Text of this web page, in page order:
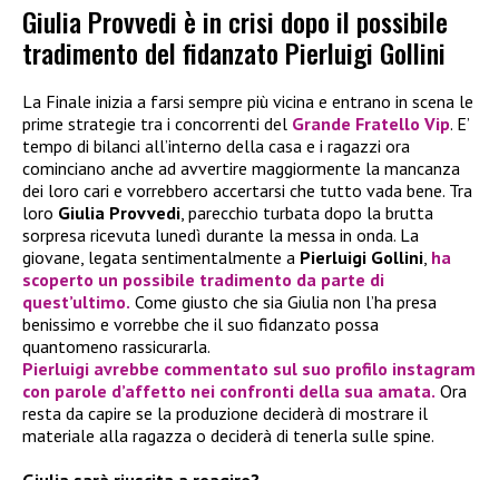
Giulia Provvedi è in crisi dopo il possibile
tradimento del fidanzato Pierluigi Gollini
La Finale inizia a farsi sempre più vicina e entrano in scena le
prime strategie tra i concorrenti del Grande Fratello Vip. E’
tempo di bilanci all’interno della casa e i ragazzi ora
cominciano anche ad avvertire maggiormente la mancanza
dei loro cari e vorrebbero accertarsi che tutto vada bene. Tra
loro Giulia Provvedi, parecchio turbata dopo la brutta
sorpresa ricevuta lunedì durante la messa in onda. La
giovane, legata sentimentalmente a Pierluigi Gollini, ha
scoperto un possibile tradimento da parte di
quest’ultimo. Come giusto che sia Giulia non l’ha presa
benissimo e vorrebbe che il suo fidanzato possa
quantomeno rassicurarla.
Pierluigi avrebbe commentato sul suo profilo instagram
con parole d’affetto nei confronti della sua amata. Ora
resta da capire se la produzione deciderà di mostrare il
materiale alla ragazza o deciderà di tenerla sulle spine.